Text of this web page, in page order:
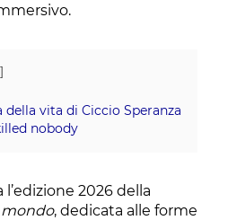
vita di Ciccio Speranza
nobody
l’edizione 2026 della
mondo, dedicata alle forme